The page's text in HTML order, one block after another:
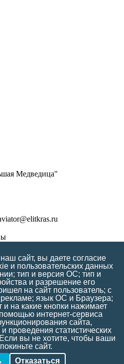
Медведица"
что данный интернет-сайт
и ознакомительный
информационные материалы
не являются публичной офертой,
437 ГК РФ
данных
на обработку персональных
).
сайт, вы даете согласие
и пользовательских данных
тип и версия ОС; тип и
и разрешение его
на сайт пользователь; с
рекламе; язык ОС и Браузера;
и на какие кнопки нажимает
интернет-сервиса
сайта,
проведения статистических
вы не хотите, чтобы ваши
сайт.
Отказаться